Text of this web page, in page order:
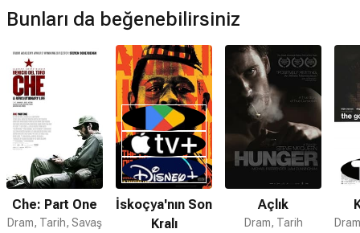
Müzikleri kime ait?
Che: Part Two filmi müzikleriAlberto Iglesiastarafından
hazırlanmıştır.
Che: Part Two devam filmi var mı?
Hayır. Che: Part Two için devam filmi bulunmamaktadır.
Bunları da beğenebilirsiniz
Che: Part One
Dram, Tarih, Savaş
İskoçya'nın Son
Kralı
Açlık
Dram, Tarih